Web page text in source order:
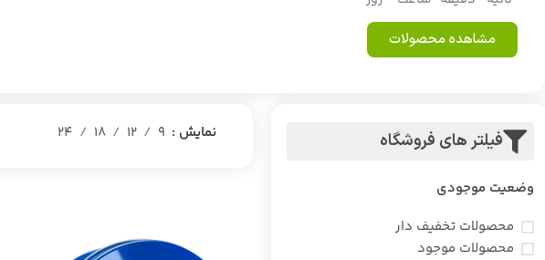
مشاهده محصولات
فیلتر های فروشگاه
وضعیت موجودی
محصولات تخفیف دار
محصولات موجود
نمایش 9
12
18
24